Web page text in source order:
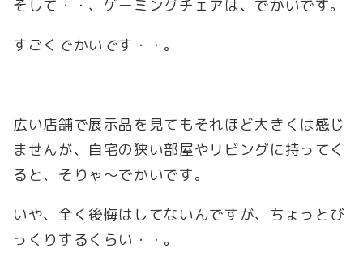
そして・・、ゲーミングチェアは、でかいです。
すごくでかいです・・。
広い店舗で展示品を見てもそれほど大きくは感じ
ませんが、自宅の狭い部屋やリビングに持ってく
ると、そりゃ～でかいです。
いや、全く後悔はしてないんですが、ちょっとび
っくりするくらい・・。